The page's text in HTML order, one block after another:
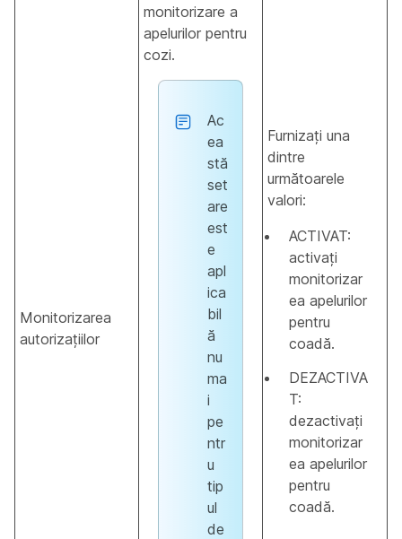
Monitorizarea
autorizațiilor
monitorizare a
apelurilor pentru
cozi.
Ac
ea
stă
set
are
est
e
apl
ica
bil
ă
nu
ma
i
pe
ntr
u
tip
ul
de
Furnizați una
dintre
următoarele
valori:
ACTIVAT:
activați
monitorizar
ea apelurilor
pentru
coadă.
DEZACTIVA
T:
dezactivați
monitorizar
ea apelurilor
pentru
coadă.